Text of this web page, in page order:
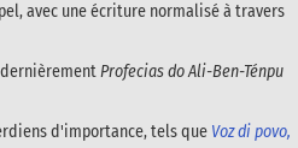
avec une écriture normalisé à travers
dernièrementProfecias do Ali-Ben-Ténpu
d'importance, tels que Voz di povo,